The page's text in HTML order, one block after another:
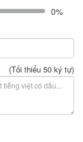
0%
(Tối thiểu 50 ký tự)